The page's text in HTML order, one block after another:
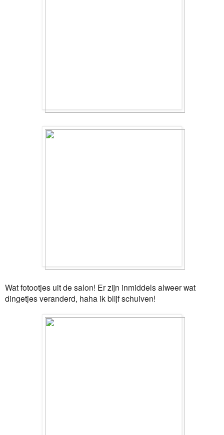
Wat fotootjes uit de salon! Er zijn inmiddels alweer wat
dingetjes veranderd, haha ik blijf schuiven!